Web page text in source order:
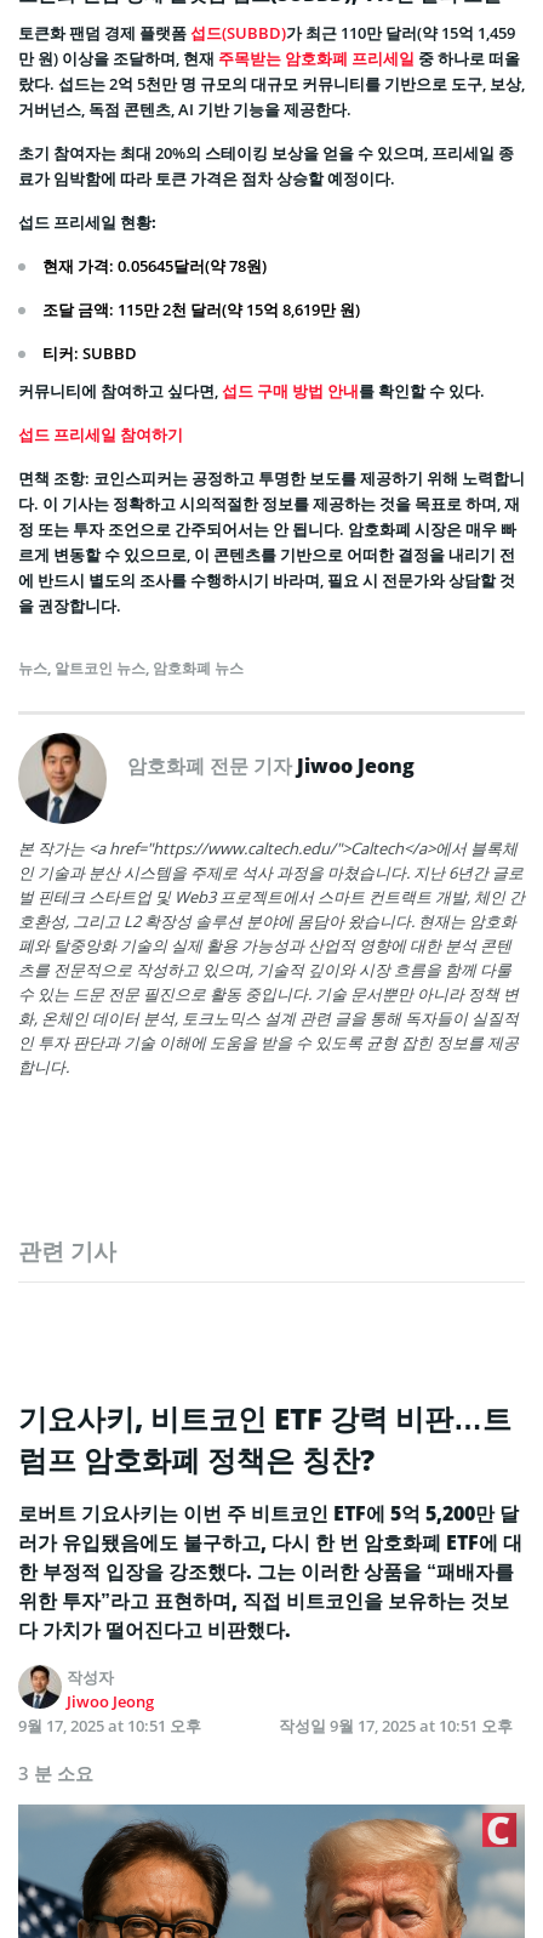
토큰화 팬덤 경제 플랫폼섭드(SUBBD)가 최근 110만 달러(약 15억 1,459
만 원) 이상을 조달하며, 현재 주목받는 암호화폐 프리세일 중 하나로 떠올
랐다. 섭드는 2억 5천만 명 규모의 대규모 커뮤니티를 기반으로 도구, 보상,
거버넌스, 독점 콘텐츠, AI 기반 기능을 제공한다.
초기 참여자는 최대 20%의 스테이킹 보상을 얻을 수 있으며, 프리세일 종
료가 임박함에 따라 토큰 가격은 점차 상승할 예정이다.
섭드 프리세일 현황:
현재 가격: 0.05645달러(약 78원)
조달 금액: 115만 2천 달러(약 15억 8,619만 원)
티커: SUBBD
커뮤니티에 참여하고 싶다면,섭드 구매 방법 안내를 확인할 수 있다.
섭드 프리세일 참여하기
면책 조항: 코인스피커는 공정하고 투명한 보도를 제공하기 위해 노력합니
다. 이 기사는 정확하고 시의적절한 정보를 제공하는 것을 목표로 하며, 재
정 또는 투자 조언으로 간주되어서는 안 됩니다. 암호화폐 시장은 매우 빠
르게 변동할 수 있으므로, 이 콘텐츠를 기반으로 어떠한 결정을 내리기 전
에 반드시 별도의 조사를 수행하시기 바라며, 필요 시 전문가와 상담할 것
을 권장합니다.
뉴스, 알트코인 뉴스, 암호화폐 뉴스
암호화폐 전문 기자Jiwoo Jeong
본 작가는 <a href="https://www.caltech.edu/">Caltech</a>에서 블록체
인 기술과 분산 시스템을 주제로 석사 과정을 마쳤습니다. 지난 6년간 글로
벌 핀테크 스타트업 및 Web3 프로젝트에서 스마트 컨트랙트 개발, 체인 간
호환성, 그리고 L2 확장성 솔루션 분야에 몸담아 왔습니다. 현재는 암호화
폐와 탈중앙화 기술의 실제 활용 가능성과 산업적 영향에 대한 분석 콘텐
츠를 전문적으로 작성하고 있으며, 기술적 깊이와 시장 흐름을 함께 다룰
수 있는 드문 전문 필진으로 활동 중입니다. 기술 문서뿐만 아니라 정책 변
화, 온체인 데이터 분석, 토크노믹스 설계 관련 글을 통해 독자들이 실질적
인 투자 판단과 기술 이해에 도움을 받을 수 있도록 균형 잡힌 정보를 제공
합니다.
관련 기사
기요사키, 비트코인 ETF 강력 비판…트
럼프 암호화폐 정책은 칭찬?
로버트 기요사키는 이번 주 비트코인 ETF에 5억 5,200만 달
러가 유입됐음에도 불구하고, 다시 한 번 암호화폐 ETF에 대
한 부정적 입장을 강조했다. 그는 이러한 상품을 “패배자를
위한 투자”라고 표현하며, 직접 비트코인을 보유하는 것보
다 가치가 떨어진다고 비판했다.
작성자
Jiwoo Jeong
9월 17, 2025 at 10:51 오후
작성일 9월 17, 2025 at 10:51 오후
3 분 소요